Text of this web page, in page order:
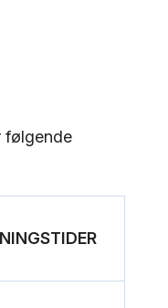
følgende